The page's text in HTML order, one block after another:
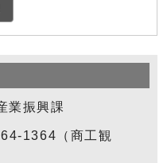
業振興課
1364（商工観